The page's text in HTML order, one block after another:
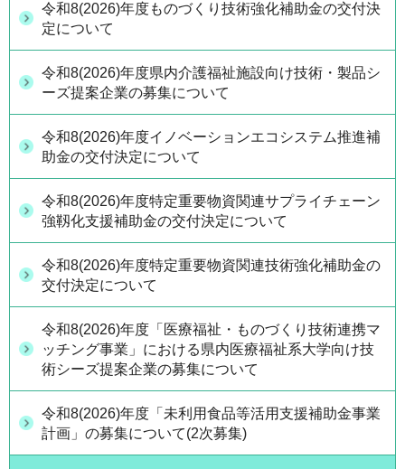
令和8(2026)年度ものづくり技術強化補助金の交付決
定について
令和8(2026)年度県内介護福祉施設向け技術・製品シ
ーズ提案企業の募集について
令和8(2026)年度イノベーションエコシステム推進補
助金の交付決定について
令和8(2026)年度特定重要物資関連サプライチェーン
強靱化支援補助金の交付決定について
令和8(2026)年度特定重要物資関連技術強化補助金の
交付決定について
令和8(2026)年度「医療福祉・ものづくり技術連携マ
ッチング事業」における県内医療福祉系大学向け技
術シーズ提案企業の募集について
令和8(2026)年度「未利用食品等活用支援補助金事業
計画」の募集について(2次募集)